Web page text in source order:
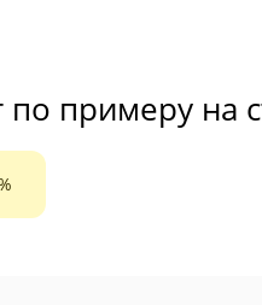
примеру на